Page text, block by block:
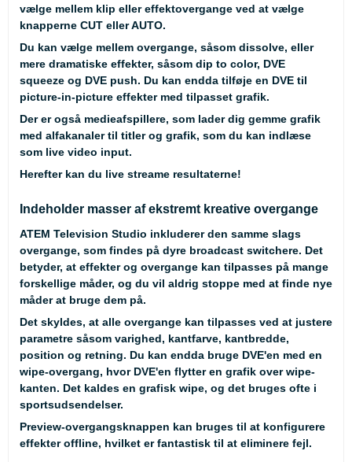
vælge mellem klip eller effektovergange ved at vælge
knapperne CUT eller AUTO.
Du kan vælge mellem overgange, såsom dissolve, eller
mere dramatiske effekter, såsom dip to color, DVE
squeeze og DVE push. Du kan endda tilføje en DVE til
picture-in-picture effekter med tilpasset grafik.
Der er også medieafspillere, som lader dig gemme grafik
med alfakanaler til titler og grafik, som du kan indlæse
som live video input.
Herefter kan du live streame resultaterne!
Indeholder masser af ekstremt kreative overgange
ATEM Television Studio inkluderer den samme slags
overgange, som findes på dyre broadcast switchere. Det
betyder, at effekter og overgange kan tilpasses på mange
forskellige måder, og du vil aldrig stoppe med at finde nye
måder at bruge dem på.
Det skyldes, at alle overgange kan tilpasses ved at justere
parametre såsom varighed, kantfarve, kantbredde,
position og retning. Du kan endda bruge DVE'en med en
wipe-overgang, hvor DVE'en flytter en grafik over wipe-
kanten. Det kaldes en grafisk wipe, og det bruges ofte i
sportsudsendelser.
Preview-overgangsknappen kan bruges til at konfigurere
effekter offline, hvilket er fantastisk til at eliminere fejl.